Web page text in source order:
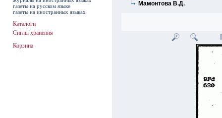
Мамонтова В.Д.
газеты на русском языке
газеты на иностранных языках
Каталоги
Сиглы хранения
Корзина